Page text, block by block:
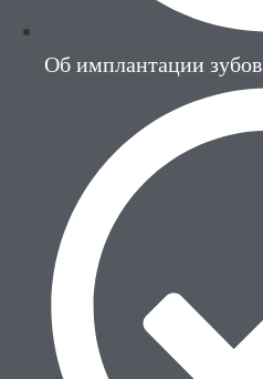
Об имплантации зубов